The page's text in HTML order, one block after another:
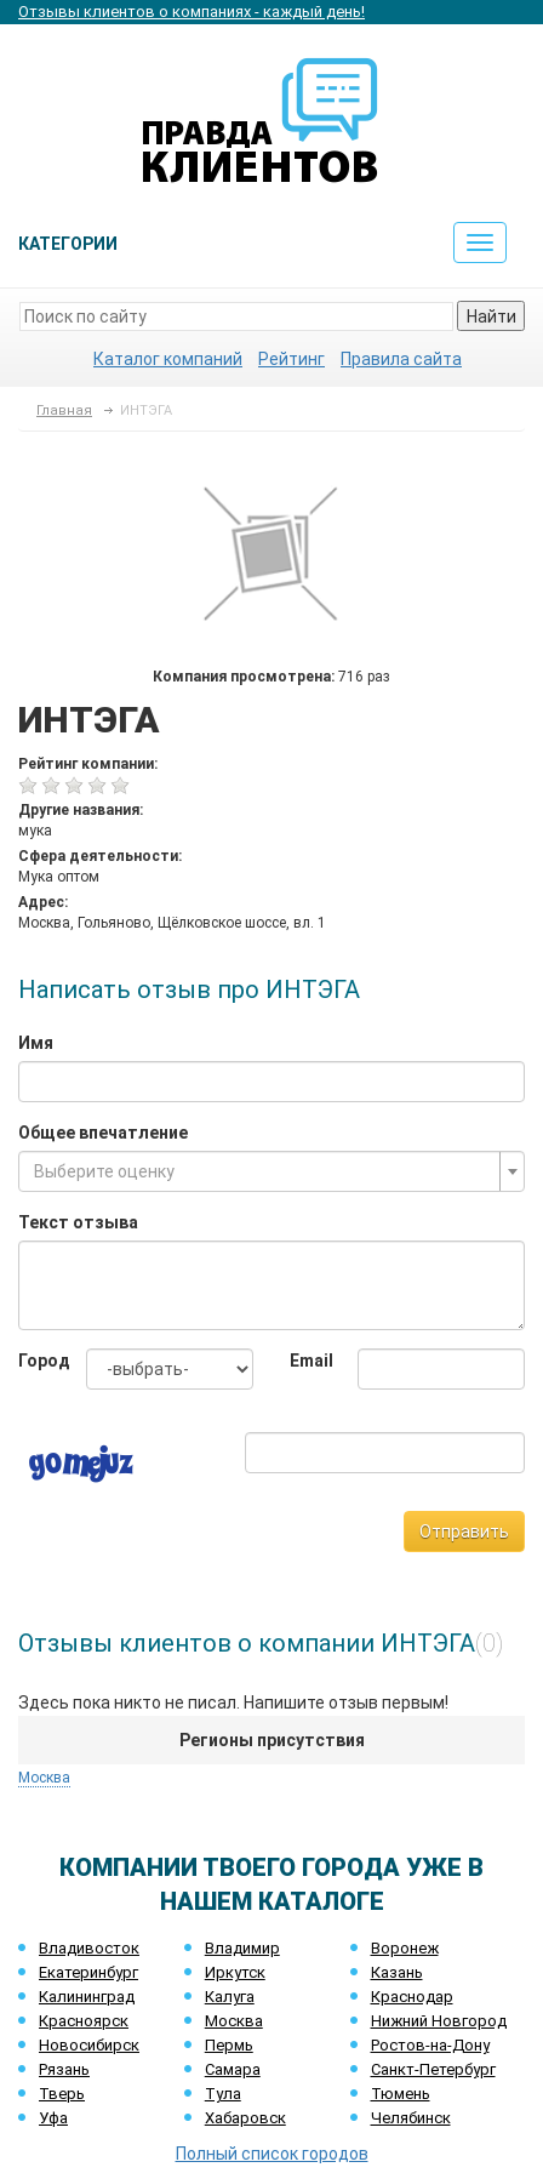
Отзывы клиентов о компаниях - каждый день!
КАТЕГОРИИ
Toggle
Найти
Каталог компаний Рейтинг Правила сайта
Главная ИНТЭГА
Компания просмотрена: 716 раз
ИНТЭГА
Рейтинг компании:
Другие названия:
мука
Сфера деятельности:
Мука оптом
Адрес:
Москва, Гольяново, Щёлковское шоссе, вл. 1
Написать отзыв про ИНТЭГА
Имя
Общее впечатление
Выберите оценку
Текст отзыва
Город Email
Отправить
Отзывы клиентов о компании ИНТЭГА(0)
Здесь пока никто не писал. Напишите отзыв первым!
Регионы присутствия
Москва
КОМПАНИИ ТВОЕГО ГОРОДА УЖЕ В
НАШЕМ КАТАЛОГЕ
Владивосток Владимир
Воронеж
Екатеринбург
Иркутск
Казань
Калининград
Калуга
Краснодар
Красноярск
Москва
Нижний Новгород
Новосибирск
Пермь
Ростов-на-Дону
Рязань
Самара
Санкт-Петербург
Тверь
Тула
Тюмень
Уфа
Хабаровск Челябинск
Полный список городов